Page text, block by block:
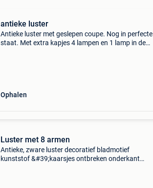
antieke luster
Antieke luster met geslepen coupe. Nog in perfecte
staat. Met extra kapjes 4 lampen en 1 lamp in de
Ophalen
Luster met 8 armen
Antieke, zware luster decoratief bladmotief
kunststof &#39;kaarsjes ontbreken onderkant